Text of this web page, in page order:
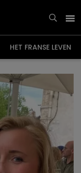
HET FRANSE LEVEN